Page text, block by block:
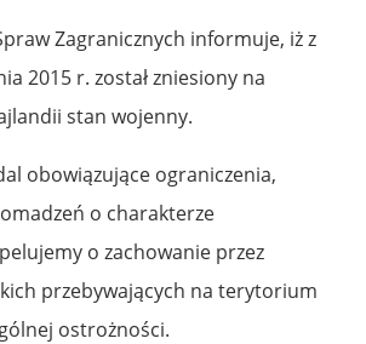
Zagranicznych informuje, iż z
2015 r. został zniesiony na
stan wojenny.
obowiązujące ograniczenia,
o charakterze
o zachowanie przez
przebywających na terytorium
ostrożności.